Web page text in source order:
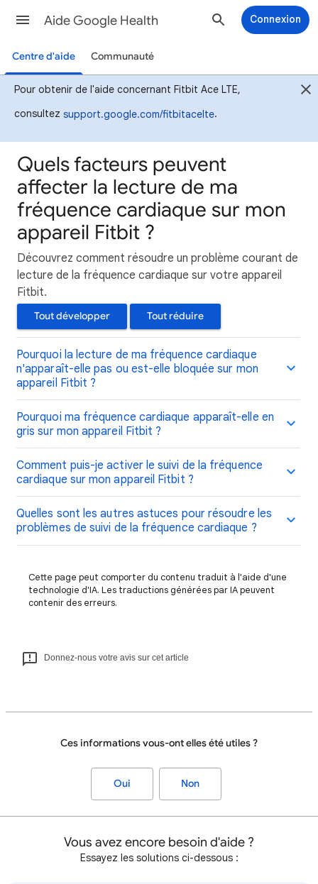
Aide Google Health Connexion
Centre d'aide Communauté
Pour obtenir de l'aide concernant Fitbit Ace LTE,
consultez support.google.com/fitbitacelte.
Quels facteurs peuvent
affecter la lecture de ma
fréquence cardiaque sur mon
appareil Fitbit ?
Découvrez comment résoudre un problème courant de
lecture de la fréquence cardiaque sur votre appareil
Fitbit.
Tout développer Tout réduire
Pourquoi la lecture de ma fréquence cardiaque
n'apparaît-elle pas ou est-elle bloquée sur mon
appareil Fitbit ?
Pourquoi ma fréquence cardiaque apparaît-elle en
gris sur mon appareil Fitbit ?
Comment puis-je activer le suivi de la fréquence
cardiaque sur mon appareil Fitbit ?
Quelles sont les autres astuces pour résoudre les
problèmes de suivi de la fréquence cardiaque ?
Cette page peut comporter du contenu traduit à l'aide d'une
technologie d'IA. Les traductions générées par IA peuvent
contenir des erreurs.
Donnez-nous votre avis sur cet article
Ces informations vous-ont elles été utiles ?
Oui Non
Vous avez encore besoin d'aide ?
Essayez les solutions ci-dessous :